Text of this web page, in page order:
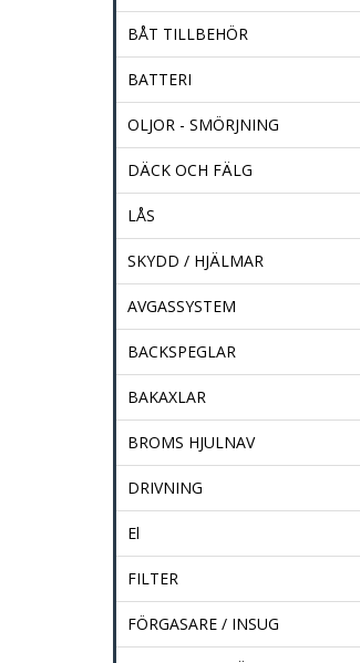
BÅT TILLBEHÖR
BATTERI
OLJOR - SMÖRJNING
DÄCK OCH FÄLG
LÅS
SKYDD / HJÄLMAR
AVGASSYSTEM
BACKSPEGLAR
BAKAXLAR
BROMS HJULNAV
DRIVNING
El
FILTER
FÖRGASARE / INSUG